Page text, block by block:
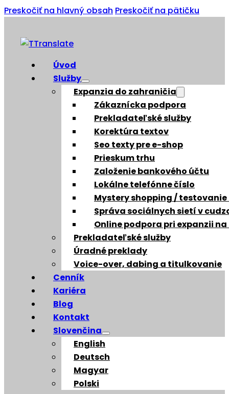
Preskočiť na hlavný obsah Preskočiť na pätičku
Úvod
Služby
Expanzia do zahraničia
Zákaznícka podpora
Prekladateľské služby
Korektúra textov
Seo texty pre e-shop
Prieskum trhu
Založenie bankového účtu
Lokálne telefónne číslo
Mystery shopping /
Správa sociálnych sietí v
Online podpora pri expanzii
Prekladateľské služby
Úradné preklady
Voice-over, dabing a titulkovanie
Cenník
Kariéra
Blog
Kontakt
Slovenčina
English
Deutsch
Magyar
Polski